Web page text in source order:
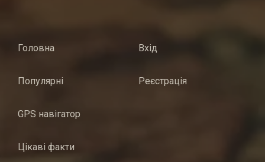
Головна
Популярні
GPS навігатор
Цікаві факти
Вхід
Реєстрація